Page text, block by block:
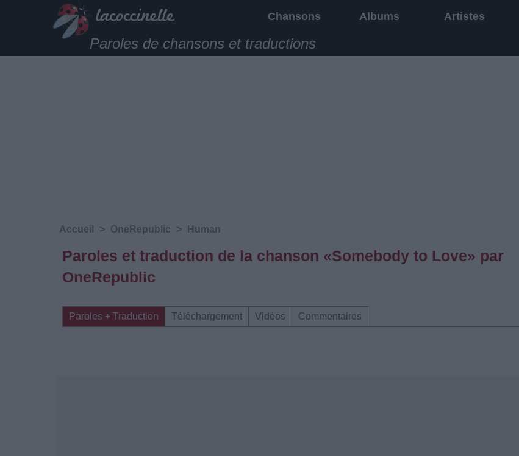
Chansons Albums Artistes
Paroles de chansons et traductions
Accueil > OneRepublic > Human
Paroles et traduction de la chanson «Somebody to Love» par
OneRepublic
Paroles + Traduction Téléchargement Vidéos Commentaires